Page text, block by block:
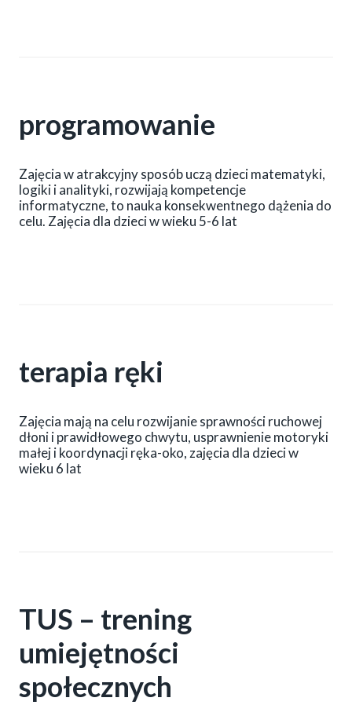
programowanie
Zajęcia w atrakcyjny sposób uczą dzieci matematyki,
logiki i analityki, rozwijają kompetencje
informatyczne, to nauka konsekwentnego dążenia do
celu. Zajęcia dla dzieci w wieku 5-6 lat
terapia ręki
Zajęcia mają na celu rozwijanie sprawności ruchowej
dłoni i prawidłowego chwytu, usprawnienie motoryki
małej i koordynacji ręka-oko, zajęcia dla dzieci w
wieku 6 lat
TUS – trening
umiejętności
społecznych